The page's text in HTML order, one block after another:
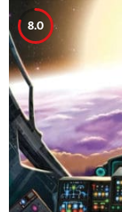
8.0